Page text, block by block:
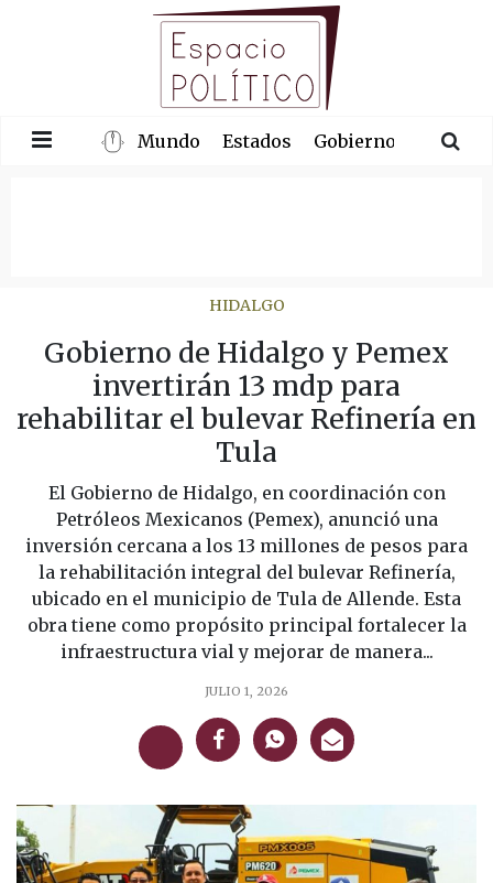
Mundo Estados Gobierno
HIDALGO
Gobierno de Hidalgo y Pemex
invertirán 13 mdp para
rehabilitar el bulevar Refinería en
Tula
El Gobierno de Hidalgo, en coordinación con
Petróleos Mexicanos (Pemex), anunció una
inversión cercana a los 13 millones de pesos para
la rehabilitación integral del bulevar Refinería,
ubicado en el municipio de Tula de Allende. Esta
obra tiene como propósito principal fortalecer la
infraestructura vial y mejorar de manera...
JULIO 1, 2026